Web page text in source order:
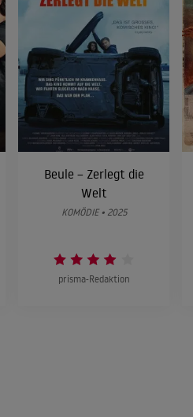
Beule – Zerlegt die
Welt
KOMÖDIE • 2025
prisma-Redaktion